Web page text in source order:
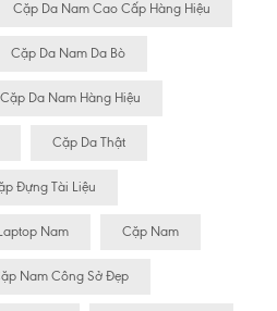
Cặp Da Nam Cao Cấp Hàng Hiệu
Cặp Da Nam Da Bò
Cặp Da Nam Hàng Hiệu
Cặp Da Thật
Đựng Tài Liệu
Nam Cặp Nam
Nam Công Sở Đẹp